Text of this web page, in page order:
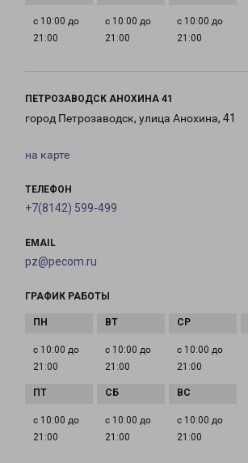
с 10:00 до
21:00
с 10:00 до
21:00
с 10:00 до
21:00
ПЕТРОЗАВОДСК АНОХИНА 41
город Петрозаводск, улица Анохина, 41
на карте
ТЕЛЕФОН
+7(8142) 599-499
EMAIL
pz@pecom.ru
ГРАФИК РАБОТЫ
с 10:00 до
21:00
с 10:00 до
21:00
с 10:00 до
21:00
с 10:00 до
21:00
с 10:00 до
21:00
с 10:00 до
21:00